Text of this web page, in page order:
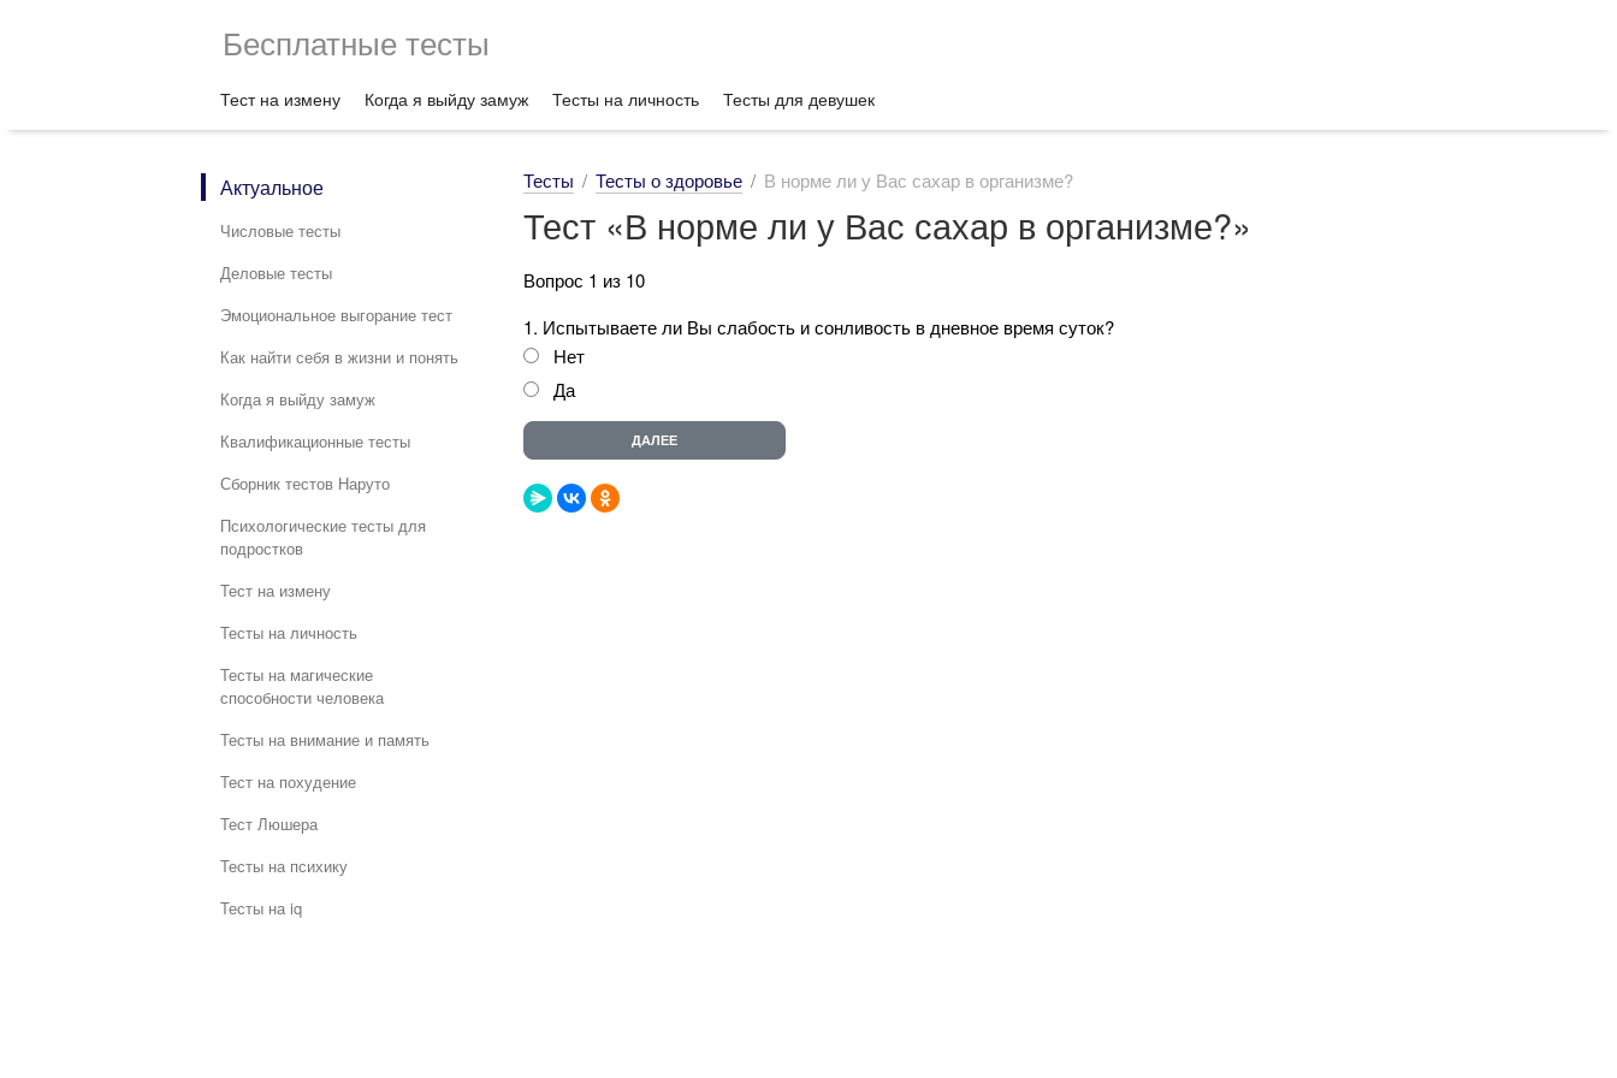
Бесплатные тесты
Тест на измену Когда я выйду замуж Тесты на личность Тесты для девушек
Актуальное
Числовые тесты
Деловые тесты
Эмоциональное выгорание тест
Как найти себя в жизни и понять
Когда я выйду замуж
Квалификационные тесты
Сборник тестов Наруто
Психологические тесты для
подростков
Тест на измену
Тесты на личность
Тесты на магические
способности человека
Тесты на внимание и память
Тест на похудение
Тест Люшера
Тесты на психику
Тесты на iq
Тесты Тесты о здоровье В норме ли у Вас сахар в организме?
Тест «В норме ли у Вас сахар в организме?»
Вопрос 1 из 10
1. Испытываете ли Вы слабость и сонливость в дневное время суток?
Нет
Да